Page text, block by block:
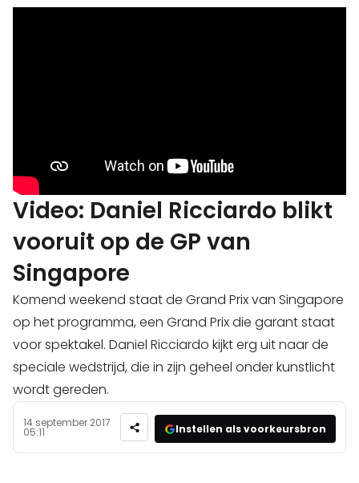
Video: Daniel Ricciardo blikt
vooruit op de GP van
Singapore
Komend weekend staat de Grand Prix van Singapore
op het programma, een Grand Prix die garant staat
voor spektakel. Daniel Ricciardo kijkt erg uit naar de
speciale wedstrijd, die in zijn geheel onder kunstlicht
wordt gereden.
14 september 2017
05:11 Instellen als voorkeursbron